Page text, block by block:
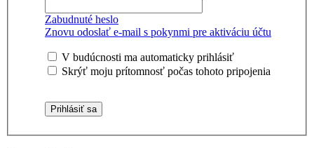
Zabudnuté heslo
Znovu odoslať e-mail s pokynmi pre aktiváciu účtu
V budúcnosti ma automaticky prihlásiť
Skrýť moju prítomnosť počas tohoto pripojenia